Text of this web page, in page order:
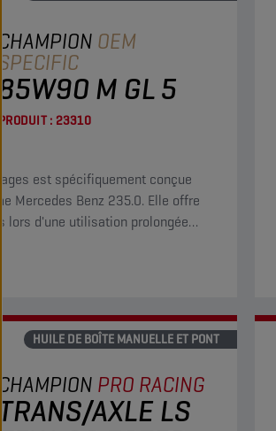
CHAMPION OEM
SPECIFIC
85W90 M GL 5
PRODUIT : 23310
est spécifiquement conçue
Mercedes Benz 235.0. Elle offre
lors d'une utilisation prolongée
HUILE DE BOÎTE MANUELLE ET PONT
CHAMPION PRO RACING
TRANS/AXLE LS